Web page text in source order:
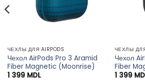
ЧЕХЛЫ ДЛЯ AIRPODS
Чехол AirPods Pro 3 Aramid
Fiber Magnetic (Moonrise)
1 399 MDL
ЧЕХЛЫ ДЛЯ
Чехол
Fiber
1 399